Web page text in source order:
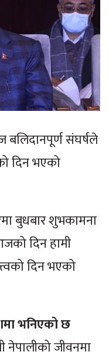
बलिदानपूर्ण संघर्षले
दिन भएको
बुधबार शुभकामना
दिन हामी
दिन भएको
भनिएको छ
जीवनमा